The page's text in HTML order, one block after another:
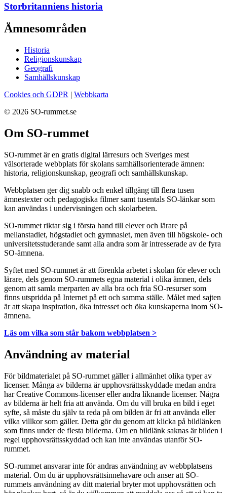
Storbritanniens historia
Ämnesområden
Historia
Religionskunskap
Geografi
Samhällskunskap
Cookies och GDPR | Webbkarta
© 2026 SO-rummet.se
Om SO-rummet
SO-rummet är en gratis digital lärresurs och Sveriges mest
välsorterade webbplats för skolans samhällsorienterade ämnen:
historia, religionskunskap, geografi och samhällskunskap.
Webbplatsen ger dig snabb och enkel tillgång till flera tusen
ämnestexter och pedagogiska filmer samt tusentals SO-länkar som
kan användas i undervisningen och skolarbeten.
SO-rummet riktar sig i första hand till elever och lärare på
mellanstadiet, högstadiet och gymnasiet, men även till högskole- och
universitetsstuderande samt alla andra som är intresserade av de fyra
SO-ämnena.
Syftet med SO-rummet är att förenkla arbetet i skolan för elever och
lärare, dels genom SO-rummets egna material i olika ämnen, dels
genom att samla merparten av alla bra och fria SO-resurser som
finns utspridda på Internet på ett och samma ställe. Målet med sajten
är att skapa inspiration, öka intresset och öka kunskaperna inom SO-
ämnena.
Läs om vilka som står bakom webbplatsen >
Användning av material
För bildmaterialet på SO-rummet gäller i allmänhet olika typer av
licenser. Många av bilderna är upphovsrättsskyddade medan andra
har Creative Commons-licenser eller andra liknande licenser. Några
av bilderna är helt fria att använda. Om du vill bruka en bild i eget
syfte, så måste du själv ta reda på om bilden är fri att använda eller
vilka villkor som gäller. Detta gör du genom att klicka på bildlänken
som finns under de flesta bilderna. Om en bildlänk saknas är bilden i
regel upphovsrättsskyddad och kan inte användas utanför SO-
rummet.
SO-rummet ansvarar inte för andras användning av webbplatsens
material. Om du är upphovsrättsinnehavare och anser att SO-
rummets användning av ditt material bryter mot upphovsrätten och